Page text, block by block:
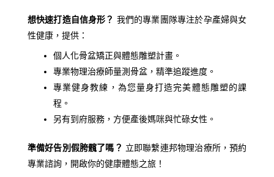
想快速打造自信身形？ 我們的專業團隊專注於孕產婦與女
性健康，提供：
個人化骨盆矯正與體態雕塑計畫。
專業物理治療師量測骨盆，精準追蹤進度。
專業健身教練，為您量身打造完美體態雕塑的課
程。
另有到府服務，方便產後媽咪與忙碌女性。
準備好告別假胯髖了嗎？ 立即聯繫連邦物理治療所，預約
專業諮詢，開啟你的健康體態之旅！